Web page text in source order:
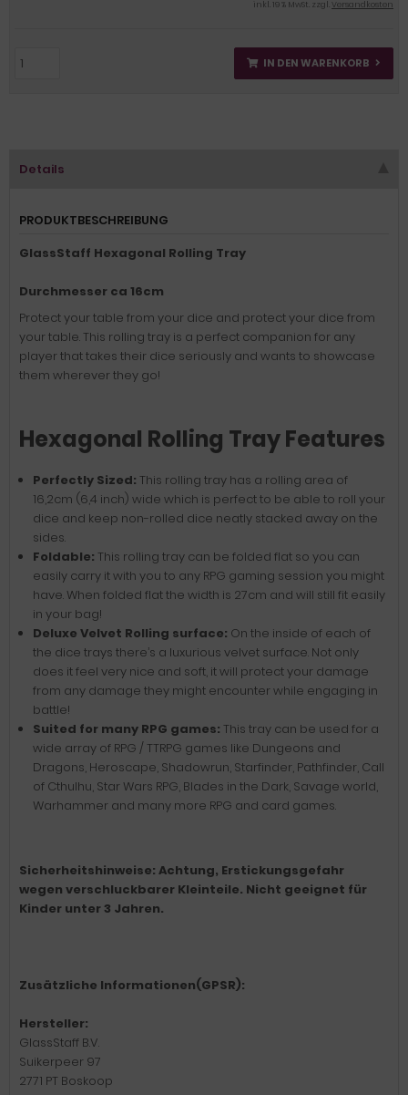
inkl. 19 % MwSt. zzgl.Versandkosten
IN DEN WARENKORB
Details
PRODUKTBESCHREIBUNG
GlassStaff Hexagonal Rolling Tray
Durchmesser ca 16cm
Protect your table from your dice and protect your dice from
your table. This rolling tray is a perfect companion for any
player that takes their dice seriously and wants to showcase
them wherever they go!
Hexagonal Rolling Tray Features
Perfectly Sized: This rolling tray has a rolling area of
16,2cm (6,4 inch) wide which is perfect to be able to roll your
dice and keep non-rolled dice neatly stacked away on the
sides.
Foldable: This rolling tray can be folded flat so you can
easily carry it with you to any RPG gaming session you might
have. When folded flat the width is 27cm and will still fit easily
in your bag!
Deluxe Velvet Rolling surface: On the inside of each of
the dice trays there’s a luxurious velvet surface. Not only
does it feel very nice and soft, it will protect your damage
from any damage they might encounter while engaging in
battle!
Suited for many RPG games: This tray can be used for a
wide array of RPG / TTRPG games like Dungeons and
Dragons, Heroscape, Shadowrun, Starfinder, Pathfinder, Call
of Cthulhu, Star Wars RPG, Blades in the Dark, Savage world,
Warhammer and many more RPG and card games.
Sicherheitshinweise: Achtung, Erstickungsgefahr
wegen verschluckbarer Kleinteile. Nicht geeignet für
Kinder unter 3 Jahren.
Zusätzliche Informationen(GPSR):
Hersteller:
GlassStaff B.V.
Suikerpeer 97
2771 PT Boskoop